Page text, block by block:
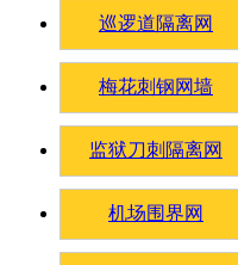
巡逻道隔离网
梅花刺钢网墙
监狱刀刺隔离网
机场围界网